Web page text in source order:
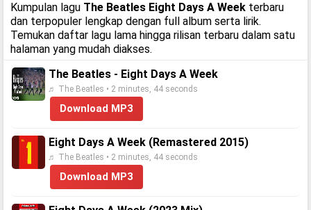
Kumpulan lagu The Beatles Eight Days A Week terbaru
dan terpopuler lengkap dengan full album serta lirik.
Temukan daftar lagu lama hingga rilisan terbaru dalam satu
halaman yang mudah diakses.
The Beatles - Eight Days A Week
♬ The Beatles • 2 minutes, 44 seconds
Download MP3
Eight Days A Week (Remastered 2015)
♬ The Beatles • 2 minutes, 44 seconds
Download MP3